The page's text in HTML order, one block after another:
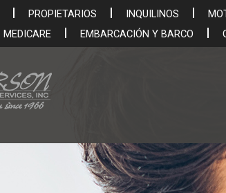
PROPIETARIOS INQUILINOS
MEDICARE EMBARCACIÓN Y BARCO